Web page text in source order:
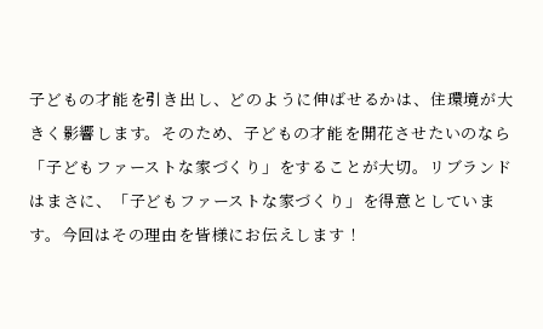
子どもの才能を引き出し、どのように伸ばせるかは、住環境が大
きく影響します。そのため、子どもの才能を開花させたいのなら
「子どもファーストな家づくり」をすることが大切。リブランド
はまさに、「子どもファーストな家づくり」を得意としていま
す。今回はその理由を皆様にお伝えします！